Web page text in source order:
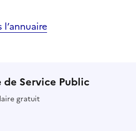
l’annuaire
Service Public
gratuit